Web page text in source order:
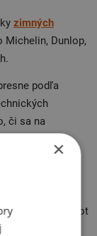
zimných
Michelin, Dunlop,
podľa
či sa na
ich do
Uľahčia vám život
×